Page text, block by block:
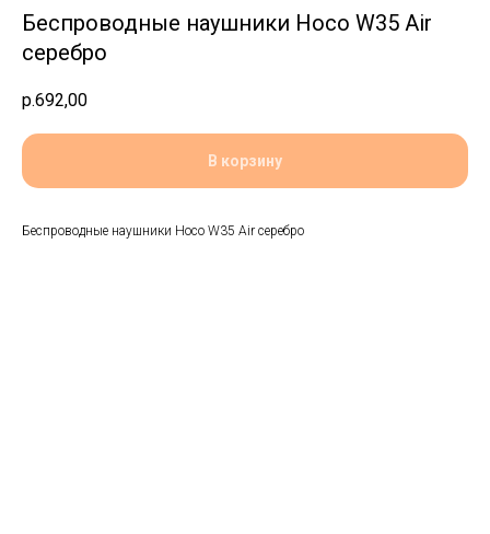
Беспроводные наушники Hoco W35 Air
серебро
р.692,00
В корзину
Беспроводные наушники Hoco W35 Air серебро